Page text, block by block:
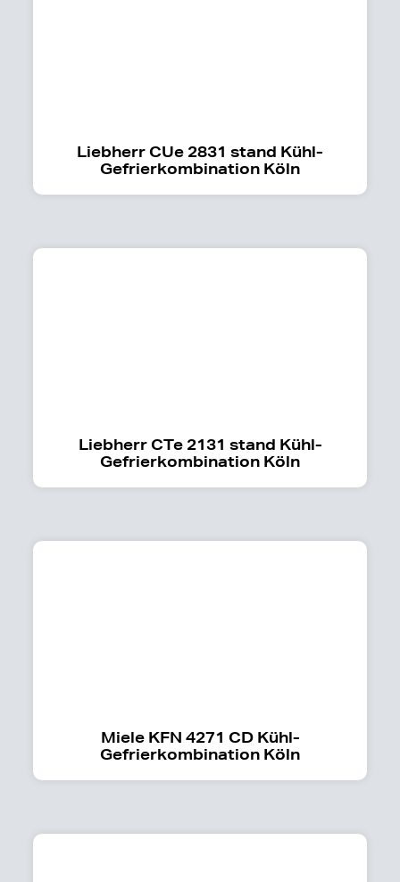
Liebherr CUe 2831 stand Kühl-
Gefrierkombination Köln
Liebherr CTe 2131 stand Kühl-
Gefrierkombination Köln
Miele KFN 4271 CD Kühl-
Gefrierkombination Köln